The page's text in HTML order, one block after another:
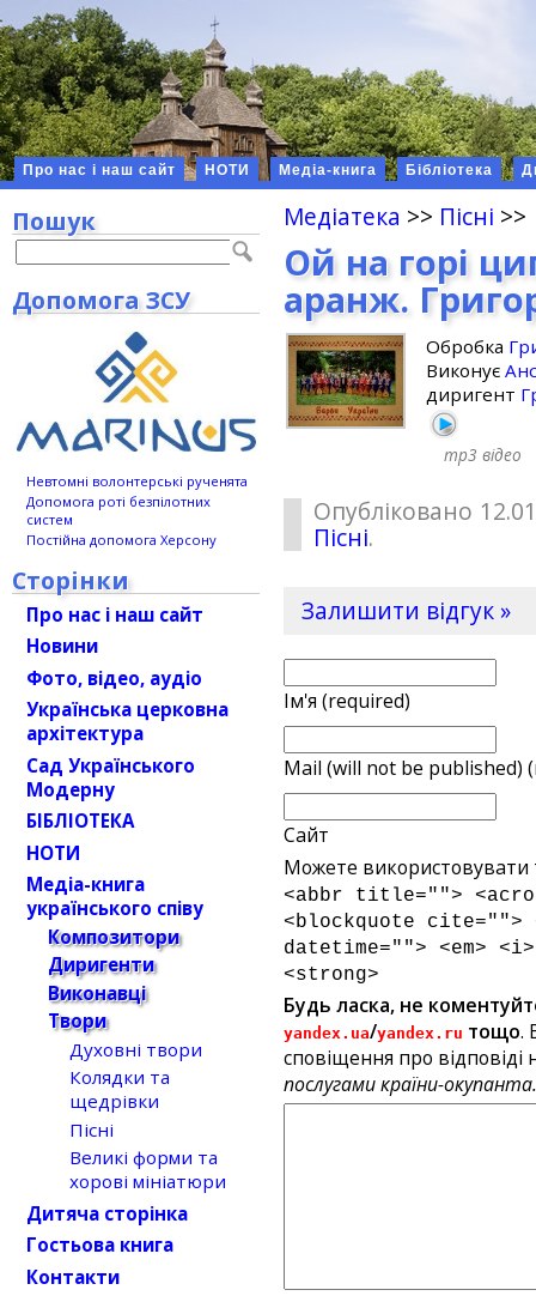
Про нас і наш сайт НОТИ Медіа-книга Бібліотека
Медіатека >> Пісні >>
Ой на горі
аранж.
Обробка
Виконує
диригент
mp3 відео
Опубліковано
Пісні.
Залишити відгук »
Ім'я (required)
Mail (will not be published)
Сайт
Можете використовувати
<abbr title="">
<blockquote cite="">
datetime=""> <em>
<strong>
Будь ласка, не
yandex.ua/yandex.ru тощо.
сповіщення про відповіді
послугами країни-
Пошук
Допомога ЗСУ
Невтомні волонтерські рученята
Допомога роті безпілотних
систем
Постійна допомога Херсону
Сторінки
Про нас і наш сайт
Новини
Фото, відео, аудіо
Українська церковна
архітектура
Сад Українського
Модерну
БІБЛІОТЕКА
НОТИ
Медіа-книга
українського співу
Композитори
Диригенти
Виконавці
Твори
Духовні твори
Колядки та
щедрівки
Пісні
Великі форми та
хорові мініатюри
Дитяча сторінка
Гостьова книга
Контакти